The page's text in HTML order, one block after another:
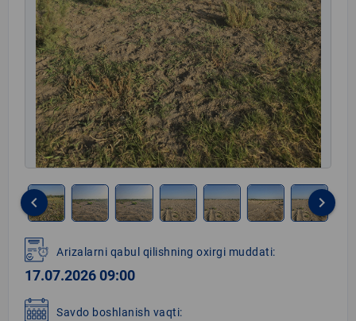
1
of
8
keyboard_arrow_left keyboard_arrow_right
Arizalarni qabul qilishning oxirgi muddati:
17.07.2026 09:00
Savdo boshlanish vaqti: